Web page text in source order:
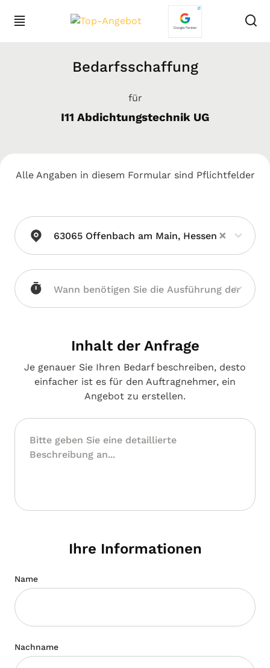
Bedarfsschaffung
für
I11 Abdichtungstechnik UG
Alle Angaben in diesem Formular sind Pflichtfelder
63065 Offenbach am Main, Hessen ×
Inhalt der Anfrage
Je genauer Sie Ihren Bedarf beschreiben, desto
einfacher ist es für den Auftragnehmer, ein
Angebot zu erstellen.
Ihre Informationen
Name
Nachname